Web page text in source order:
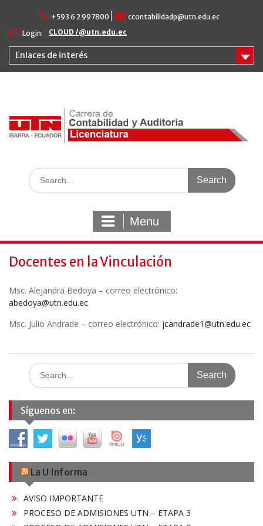
content
+593 6 2 997800
ccontabilidadp@utn.edu.ec
Login:
CLOUD /@utn.edu.ec
Enlaces de interés
Search
for:
Menu
Docentes en la Vinculación
Msc. Alejandra Bedoya – correo electrónico:
abedoya@utn.edu.ec
Msc. Julio Andrade – correo electrónico: jcandrade1@utn.edu.ec
Search
for:
Síguenos en:
La U Informa
AVISO IMPORTANTE
PROCESO DE ADMISIONES UTN – ETAPA 3